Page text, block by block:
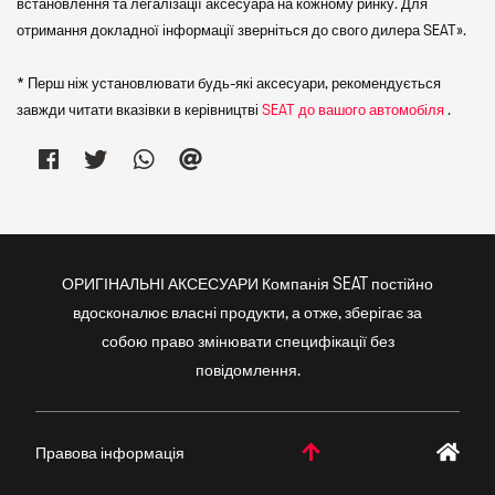
отримання докладної інформації зверніться до свого дилера SEAT».
* Перш ніж установлювати будь-які аксесуари, рекомендується
завжди читати вказівки в керівництві SEAT до вашого автомобіля.
ОРИГІНАЛЬНІ АКСЕСУАРИ Компанія SEAT постійно
вдосконалює власні продукти, а отже, зберігає за
собою право змінювати специфікації без
повідомлення.
Правова інформація